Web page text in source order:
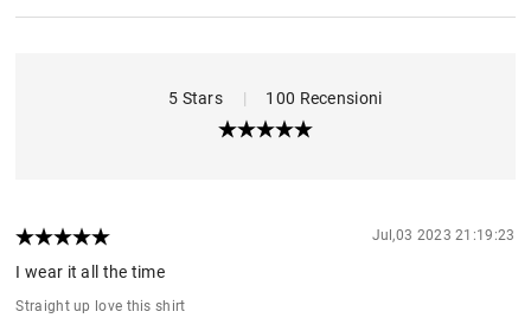
5 Stars | 100 Recensioni
Jul,03 2023 21:19:23
I wear it all the time
Straight up love this shirt